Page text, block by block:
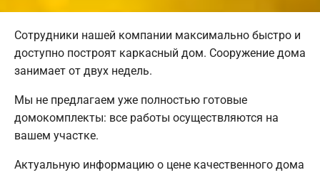
Сотрудники нашей компании максимально быстро и
доступно построят каркасный дом. Сооружение дома
занимает от двух недель.
Мы не предлагаем уже полностью готовые
домокомплекты: все работы осуществляются на
вашем участке.
Актуальную информацию о цене качественного дома